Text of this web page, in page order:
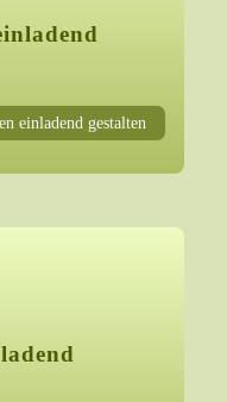
einladend gestalten